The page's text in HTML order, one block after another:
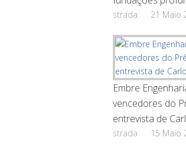
strada 21 Maio
Embre
vencedores do
entrevista de
strada 15 Maio